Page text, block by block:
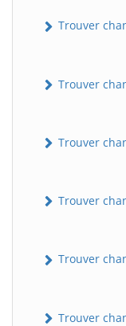
Trouver
Trouver
Trouver
Trouver
Trouver
Trouver